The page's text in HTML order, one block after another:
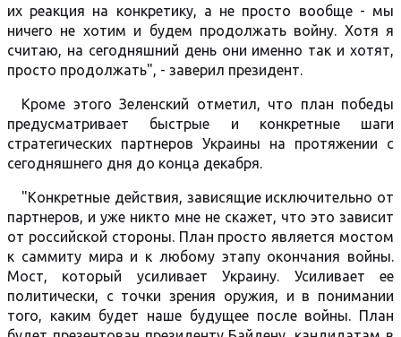
их реакция на конкретику, а не просто вообще - мы
ничего не хотим и будем продолжать войну. Хотя я
считаю, на сегодняшний день они именно так и хотят,
просто продолжать", - заверил президент.
Кроме этого Зеленский отметил, что план победы
предусматривает быстрые и конкретные шаги
стратегических партнеров Украины на протяжении с
сегодняшнего дня до конца декабря.
"Конкретные действия, зависящие исключительно от
партнеров, и уже никто мне не скажет, что это зависит
от российской стороны. План просто является мостом
к саммиту мира и к любому этапу окончания войны.
Мост, который усиливает Украину. Усиливает ее
политически, с точки зрения оружия, и в понимании
того, каким будет наше будущее после войны. План